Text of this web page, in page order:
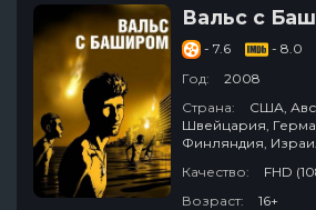
Вальс с
- 7.6
- 8.0
Год:
2008
Страна:
США,
Швейцария,
Финляндия,
Качество:
FHD
Возраст:
16+